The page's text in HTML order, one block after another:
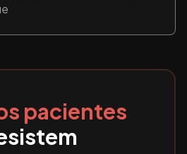
pacientes